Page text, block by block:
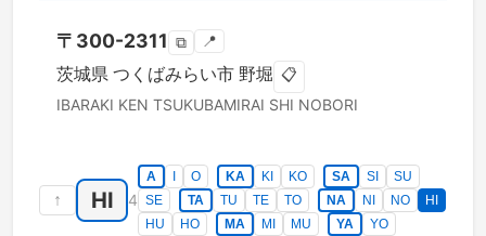
〒 300-2311 ⧉ 📍
茨城県 つくばみらい市 野堀 📋
IBARAKI KEN TSUKUBAMIRAI SHI NOBORI
↑ HI 4
A O KA KI KO SA SI
SU
SE
TA TU TE TO NA NI NO
HI
HU
HO MA MI MU YA YO